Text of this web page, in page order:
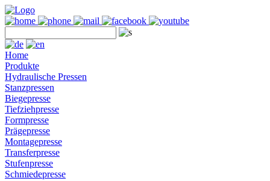
Home
Produkte
Hydraulische Pressen
Stanzpressen
Biegepresse
Tiefziehpresse
Formpresse
Prägepresse
Montagepresse
Transferpresse
Stufenpresse
Schmiedepresse